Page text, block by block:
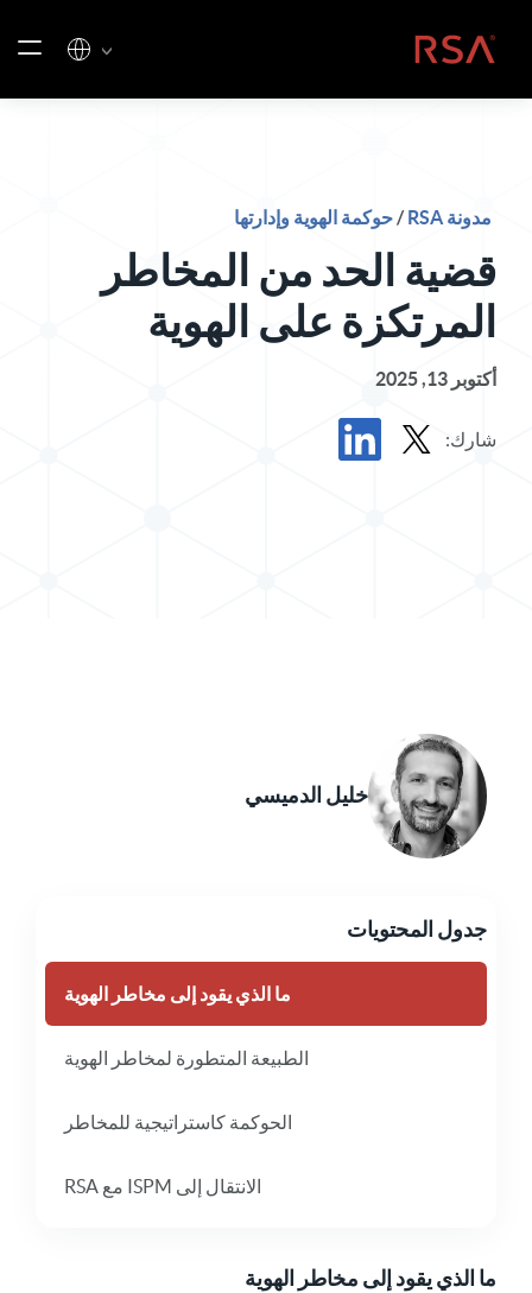
الصفحة الرئيسية
مدونة RSA /حوكمة الهوية وإدارتها
قضية الحد من المخاطر
المرتكزة على الهوية
أكتوبر 13, 2025
شارك:
خليل الدميسي
جدول المحتويات
ما الذي يقود إلى مخاطر الهوية
الطبيعة المتطورة لمخاطر الهوية
الحوكمة كاستراتيجية للمخاطر
الانتقال إلى ISPM مع RSA
ما الذي يقود إلى مخاطر الهوية